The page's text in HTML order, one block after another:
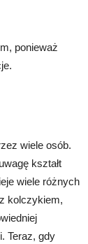
ponieważ
wiele osób.
kształt
wiele różnych
kolczykiem,
Teraz, gdy